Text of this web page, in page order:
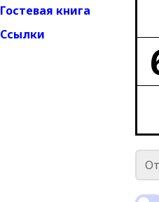
Гостевая книга
Ссылки